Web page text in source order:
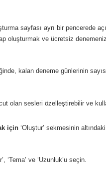
sayfası ayrı bir pencerede
oluşturmak ve ücretsiz
kalan deneme günlerinin
olan sesleri özelleştirebilir ve
için‘Oluştur’ sekmesinin
‘Tema’ ve ‘Uzunluk’u seçin.